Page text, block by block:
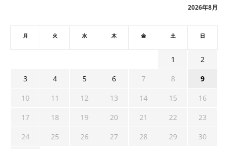
2026年8月
月 火 水 木 金 土 日
1
2
3
4 5 6 7 8
9
10
11 12 13 14 15
16
17
18 19 20 21 22
23
24
25 26 27 28 29
30